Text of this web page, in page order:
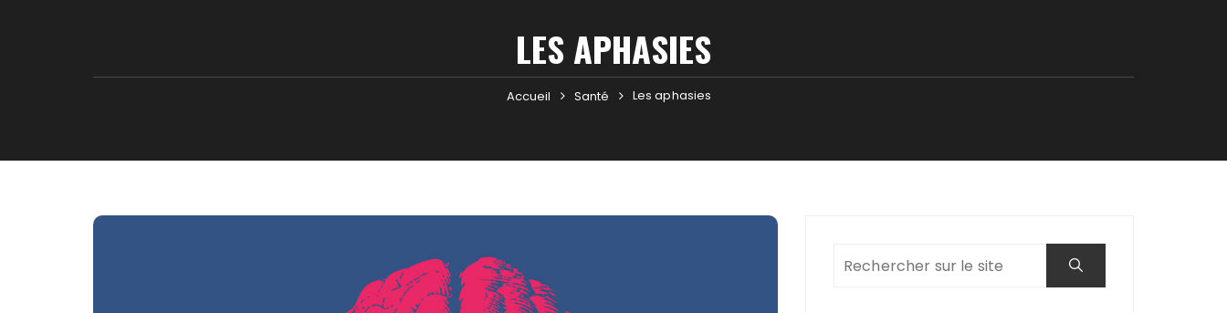
LES APHASIES
Accueil Santé Les aphasies